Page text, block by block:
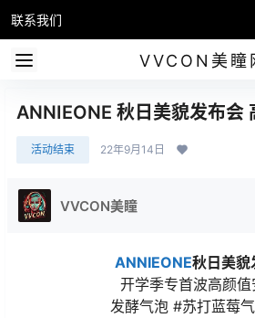
联系我们
VVCON美瞳
ANNIEONE 秋日美貌发布会
活动结束 22年9月14日
VVCON美瞳
ANNIEONE秋日美貌
开学季专首波高颜值
发酵气泡 #苏打蓝莓